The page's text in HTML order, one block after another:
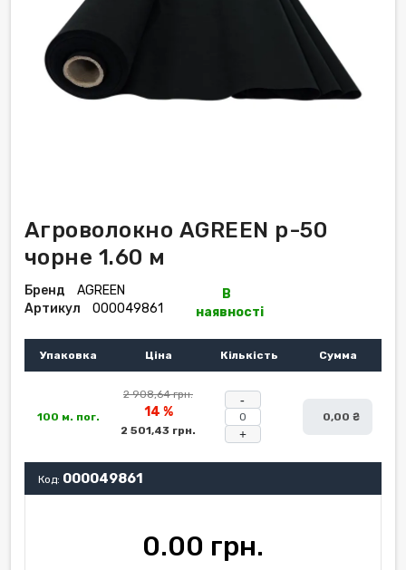
Агроволокно AGREEN р-50
чорне 1.60 м
Бренд
AGREEN
Артикул
000049861
В
наявності
Упаковка Ціна Кількість Сумма
100 м. пог.
2 908,64 грн.
14 %
2 501,43 грн. +
0,00 ₴
Код: 000049861
0.00 грн.